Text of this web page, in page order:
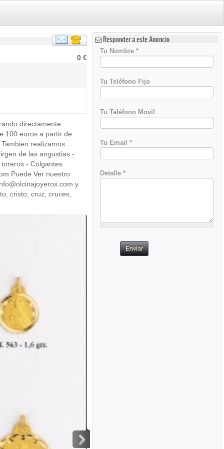
0 €
directamente
100 euros a partir de
realizamos
de las angustias -
- Colgantes
Puede Ver nuestro
y
cristo, cruz, cruces,
Responder a este Anuncio
Tu Nombre*
Tu Teléfono Fijo
Tu Teléfono Movil
Tu Email*
Detalle*
Enviar